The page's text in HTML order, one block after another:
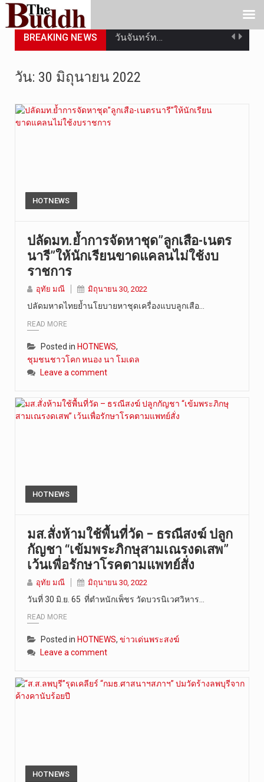
BREAKING NEWS วันจันทร์ท…
วันที่ 3 ส…
วันพุธที่ …
วัน: 30 มิถุนายน 2022
HOTNEWS
ปลัดมท.ย้ำการจัดหาชุด”ลูกเสือ-เนตร
นารี”ให้นักเรียนขาดแคลนไม่ใช้งบ
ราชการ
อุทัย มณี มิถุนายน 30, 2022
ปลัดมหาดไทยย้ำนโยบายหาชุดเครื่องแบบลูกเสือ…
READ MORE
Posted in HOTNEWS,
ชุมชนชาวโคก หนอง นา โมเดล
Leave a comment
HOTNEWS
มส.สั่งห้ามใช้พื้นที่วัด – ธรณีสงฆ์ ปลูก
กัญชา “เข้มพระภิกษุสามเณรงดเสพ”
เว้นเพื่อรักษาโรคตามแพทย์สั่ง
อุทัย มณี มิถุนายน 30, 2022
วันที่ 30 มิ.ย. 65 ที่ตำหนักเพ็ชร วัดบวรนิเวศวิหาร…
READ MORE
Posted in HOTNEWS, ข่าวเด่นพระสงฆ์
Leave a comment
HOTNEWS